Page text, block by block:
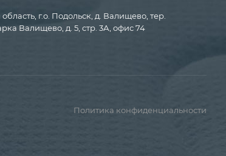
г.о. Подольск, д. Валищево, тер.
Валищево, д. 5, стр. 3А, офис 74
Политика конфиденциальности